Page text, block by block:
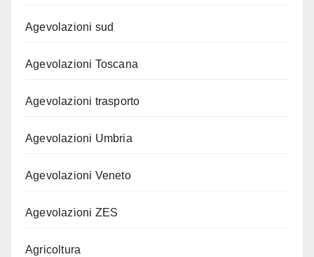
Agevolazioni sud
Agevolazioni Toscana
Agevolazioni trasporto
Agevolazioni Umbria
Agevolazioni Veneto
Agevolazioni ZES
Agricoltura